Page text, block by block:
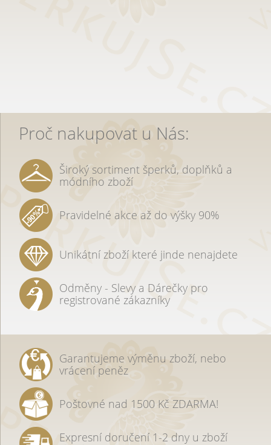
Proč nakupovat u Nás:
Široký sortiment šperků, doplňků a
módního zboží
Pravidelné akce až do výšky 90%
Unikátní zboží které jinde nenajdete
Odměny - Slevy a Dárečky pro
registrované zákazníky
Garantujeme výměnu zboží, nebo
vrácení peněz
Poštovné nad 1500 Kč ZDARMA!
Expresní doručení 1-2 dny u zboží